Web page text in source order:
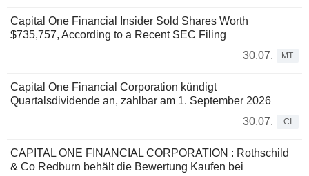
Capital One Financial Insider Sold Shares Worth
$735,757, According to a Recent SEC Filing
30.07.
MT
Capital One Financial Corporation kündigt
Quartalsdividende an, zahlbar am 1. September 2026
30.07.
CI
CAPITAL ONE FINANCIAL CORPORATION : Rothschild
& Co Redburn behält die Bewertung Kaufen bei